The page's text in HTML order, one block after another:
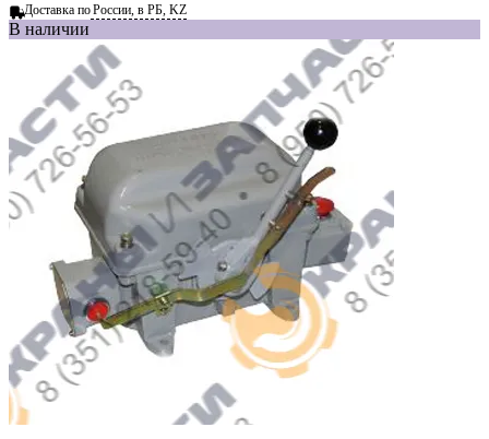
Доставка поРоссии, в РБ, KZ
В наличии